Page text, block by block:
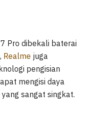
Pro dibekali baterai
Realme juga
pengisian
mengisi daya
sangat singkat.